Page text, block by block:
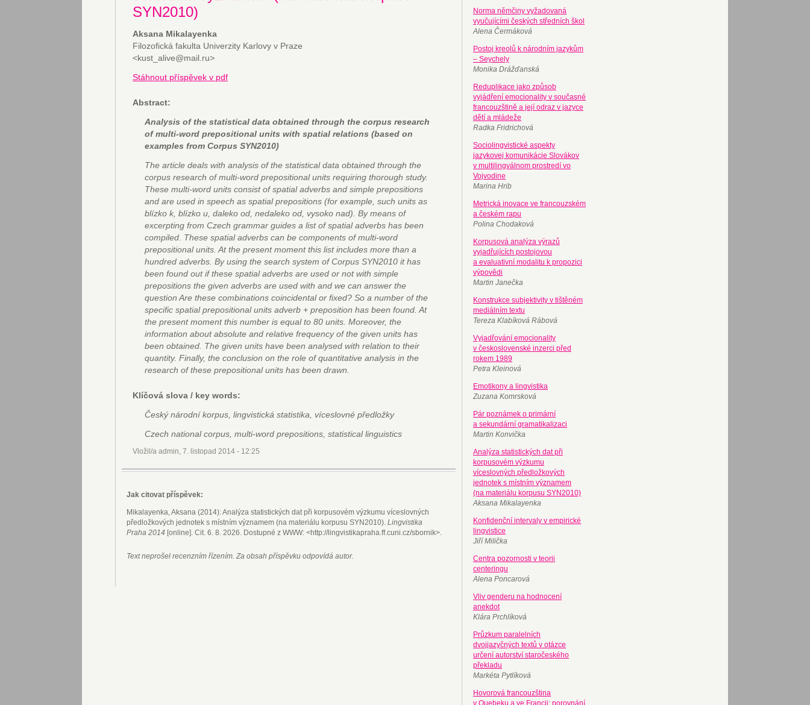
SYN2010)
Aksana Mikalayenka
Filozofická fakulta Univerzity Karlovy v Praze
<kust_alive@mail.ru>
Stáhnout příspěvek v pdf
Abstract:
Analysis of the statistical data obtained through the corpus research
of multi-word prepositional units with spatial relations (based on
examples from Corpus SYN2010)
The article deals with analysis of the statistical data obtained through the
corpus research of multi-word prepositional units requiring thorough study.
These multi-word units consist of spatial adverbs and simple prepositions
and are used in speech as spatial prepositions (for example, such units as
blízko k, blízko u, daleko od, nedaleko od, vysoko nad). By means of
excerpting from Czech grammar guides a list of spatial adverbs has been
compiled. These spatial adverbs can be components of multi-word
prepositional units. At the present moment this list includes more than a
hundred adverbs. By using the search system of Corpus SYN2010 it has
been found out if these spatial adverbs are used or not with simple
prepositions the given adverbs are used with and we can answer the
question Are these combinations coincidental or fixed? So a number of the
specific spatial prepositional units adverb + preposition has been found. At
the present moment this number is equal to 80 units. Moreover, the
information about absolute and relative frequency of the given units has
been obtained. The given units have been analysed with relation to their
quantity. Finally, the conclusion on the role of quantitative analysis in the
research of these prepositional units has been drawn.
Klíčová slova / key words:
Český národní korpus, lingvistická statistika, víceslovné předložky
Czech national corpus, multi-word prepositions, statistical linguistics
Vložil/a admin, 7. listopad 2014 - 12:25
Jak citovat příspěvek:
Mikalayenka, Aksana (2014): Analýza statistických dat při korpusovém výzkumu víceslovných
předložkových jednotek s místním významem (na materiálu korpusu SYN2010). Lingvistika
Praha 2014 [online]. Cit. 6. 8. 2026. Dostupné z WWW: <http://lingvistikapraha.ff.cuni.cz/sbornik>.
Text neprošel recenzním řízením. Za obsah příspěvku odpovídá autor.
Norma němčiny vyžadovaná
vyučujícími českých středních škol
Alena Čermáková
Postoj kreolů k národním jazykům
– Seychely
Monika Drážďanská
Reduplikace jako způsob
vyjádření emocionality v současné
francouzštině a její odraz v jazyce
dětí a mládeže
Radka Fridrichová
Sociolingvistické aspekty
jazykovej komunikácie Slovákov
v multilingválnom prostredí vo
Vojvodine
Marina Hrib
Metrická inovace ve francouzském
a českém rapu
Polina Chodaková
Korpusová analýza výrazů
vyjadřujících postojovou
a evaluativní modalitu k propozici
výpovědi
Martin Janečka
Konstrukce subjektivity v tištěném
mediálním textu
Tereza Klabíková Rábová
Vyjadřování emocionality
v československé inzerci před
rokem 1989
Petra Kleinová
Emotikony a lingvistika
Zuzana Komrsková
Pár poznámek o primární
a sekundární gramatikalizaci
Martin Konvička
Analýza statistických dat při
korpusovém výzkumu
víceslovných předložkových
jednotek s místním významem
(na materiálu korpusu SYN2010)
Aksana Mikalayenka
Konfidenční intervaly v empirické
lingvistice
Jiří Milička
Centra pozornosti v teorii
centeringu
Alena Poncarová
Vliv genderu na hodnocení
anekdot
Klára Prchlíková
Průzkum paralelních
dvojjazyčných textů v otázce
určení autorství staročeského
překladu
Markéta Pytlíková
Hovorová francouzština